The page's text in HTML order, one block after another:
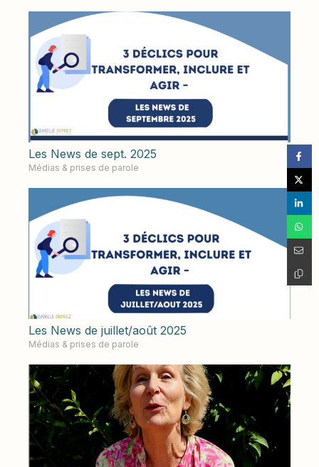
Les News de sept. 2025
Médias & prises de parole
Les News de juillet/août 2025
Médias & prises de parole